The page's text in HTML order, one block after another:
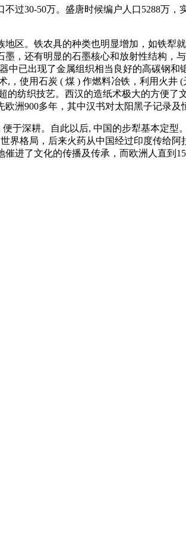
过30-50万。盛唐时候编户人口5288万，
区。铁农具的种类也明显增加，如铁犁
，还有明显的石墨核心和放射性结构，
已出现了金属组织相当良好的高碳钢
使用石炭 ( 煤 ) 作燃料冶铁，利用火井
纺织技艺。西汉的造纸术极大的方便了
洲900多年，其中汉书对太阳黑子记录及
于深耕。自此以后, 中国的步犁基本定型
格局，后来火药从中国经过印度传给
进了文化的传播及传承，而欧洲人直到